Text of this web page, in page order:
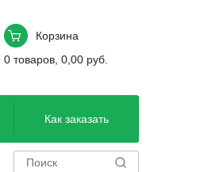
Корзина
0 товаров 0,00 руб.
Как заказать